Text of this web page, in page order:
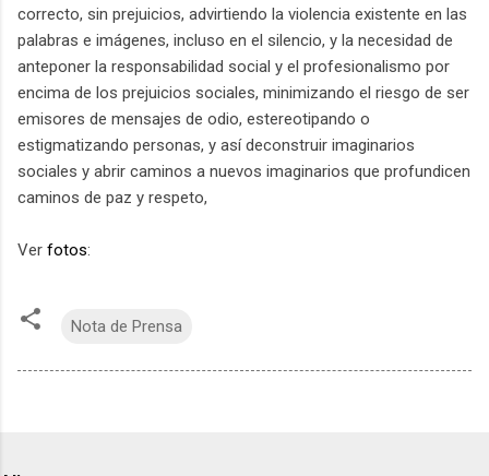
correcto, sin prejuicios, advirtiendo la violencia existente en las
palabras e imágenes, incluso en el silencio, y la necesidad de
anteponer la responsabilidad social y el profesionalismo por
encima de los prejuicios sociales, minimizando el riesgo de ser
emisores de mensajes de odio, estereotipando o
estigmatizando personas, y así deconstruir imaginarios
sociales y abrir caminos a nuevos imaginarios que profundicen
caminos de paz y respeto,
Ver fotos:
Nota de Prensa